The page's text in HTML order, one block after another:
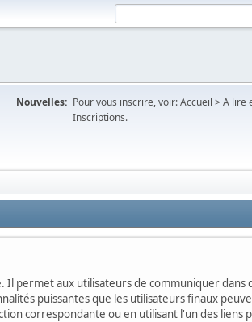
Nouvelles: Pour vous inscrire, voir: Accueil > A
Inscriptions.
permet aux utilisateurs de communiquer dans
puissantes que les utilisateurs finaux
correspondante ou en utilisant l'un des liens